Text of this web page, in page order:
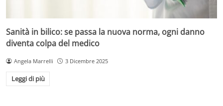
Sanità in bilico: se passa la nuova norma, ogni danno
diventa colpa del medico
Angela Marrelli 3 Dicembre 2025
Leggi di più